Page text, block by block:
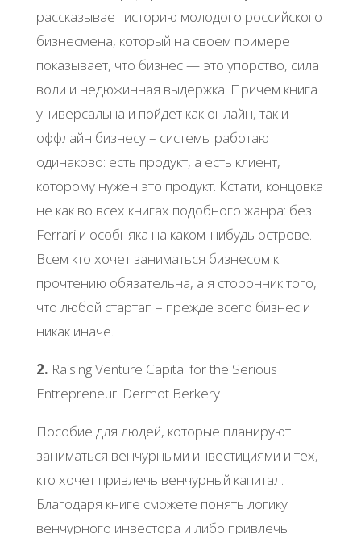
рассказывает историю молодого российского
бизнесмена, который на своем примере
показывает, что бизнес — это упорство, сила
воли и недюжинная выдержка. Причем книга
универсальна и пойдет как онлайн, так и
оффлайн бизнесу – системы работают
одинаково: есть продукт, а есть клиент,
которому нужен это продукт. Кстати, концовка
не как во всех книгах подобного жанра: без
Ferrari и особняка на каком-нибудь острове.
Всем кто хочет заниматься бизнесом к
прочтению обязательна, а я сторонник того,
что любой стартап – прежде всего бизнес и
никак иначе.
2. Raising Venture Capital for the Serious
Entrepreneur. Dermot Berkery
Пособие для людей, которые планируют
заниматься венчурными инвестициями и тех,
кто хочет привлечь венчурный капитал.
Благодаря книге сможете понять логику
венчурного инвестора и либо привлечь